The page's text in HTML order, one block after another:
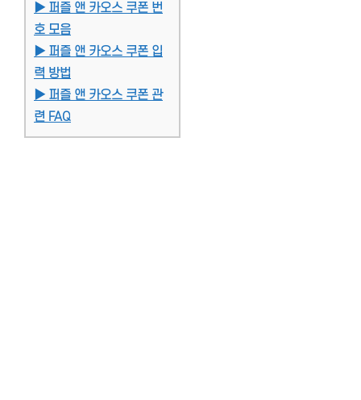
▶ 퍼즐 앤 카오스 쿠폰 번
호 모음
▶ 퍼즐 앤 카오스 쿠폰 입
력 방법
▶ 퍼즐 앤 카오스 쿠폰 관
련 FAQ